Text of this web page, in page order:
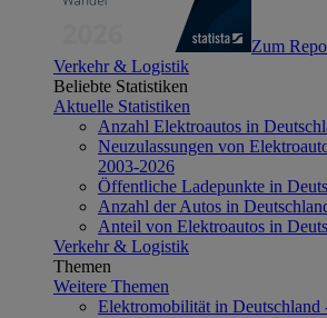
Zum
Verkehr & Logistik
Beliebte Statistiken
Aktuelle Statistiken
Anzahl Elektroautos in
Neuzulassungen von
2003-2026
Öffentliche Ladepunkte in
Anzahl der Autos in
Anteil von Elektroautos in
Verkehr & Logistik
Themen
Weitere Themen
Elektromobilität in Deutschland